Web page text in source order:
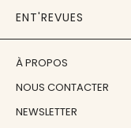
ENT'REVUES
À PROPOS
NOUS CONTACTER
NEWSLETTER